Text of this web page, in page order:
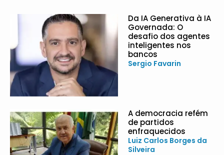
Da IA Generativa à IA
Governada: O
desafio dos agentes
inteligentes nos
bancos
Sergio Favarin
A democracia refém
de partidos
enfraquecidos
Luiz Carlos Borges da
Silveira